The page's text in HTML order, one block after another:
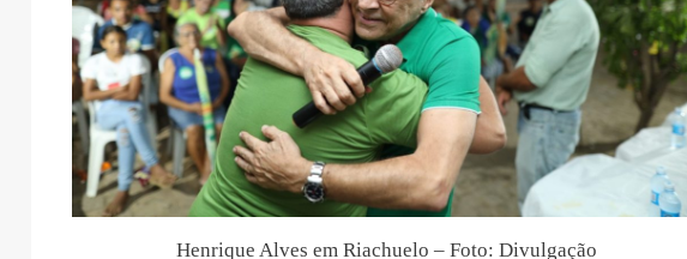
Henrique Alves em Riachuelo – Foto: Divulgação